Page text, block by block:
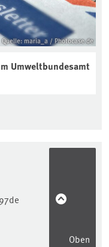
Quelle: maria_a / Photocase.de
Umweltbundesamt
Oben